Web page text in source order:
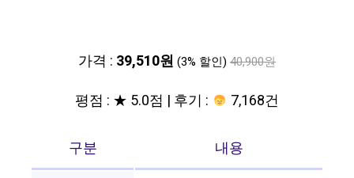
가격 : 39,510원 (3% 할인) 40,900원
평점 : ★ 5.0점 | 후기 : 7,168건
구분
내용